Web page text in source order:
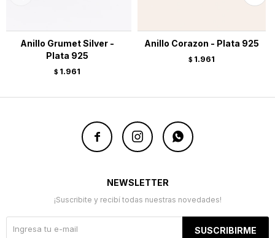
Anillo Grumet Silver -
Plata 925
$ 1.961
Anillo Corazon - Plata 925
$ 1.961
  
NEWSLETTER
¡Suscribite y recibí todas nuestras novedades!
SUSCRIBIRME